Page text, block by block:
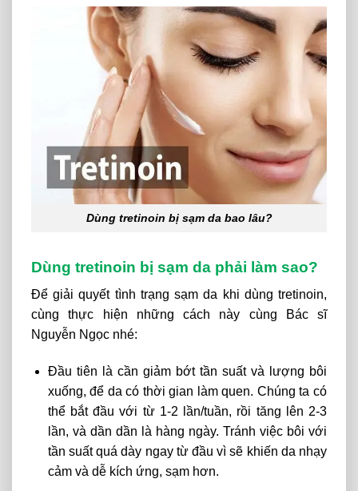
Dùng tretinoin bị sạm da bao lâu?
Dùng tretinoin bị sạm da phải làm sao?
Để giải quyết tình trạng sạm da khi dùng tretinoin,
cùng thực hiện những cách này cùng Bác sĩ
Nguyễn Ngọc nhé:
Đầu tiên là cần giảm bớt tần suất và lượng bôi
xuống, để da có thời gian làm quen. Chúng ta có
thể bắt đầu với từ 1-2 lần/tuần, rồi tăng lên 2-3
lần, và dần dần là hàng ngày. Tránh việc bôi với
tần suất quá dày ngay từ đầu vì sẽ khiến da nhạy
cảm và dễ kích ứng, sạm hơn.